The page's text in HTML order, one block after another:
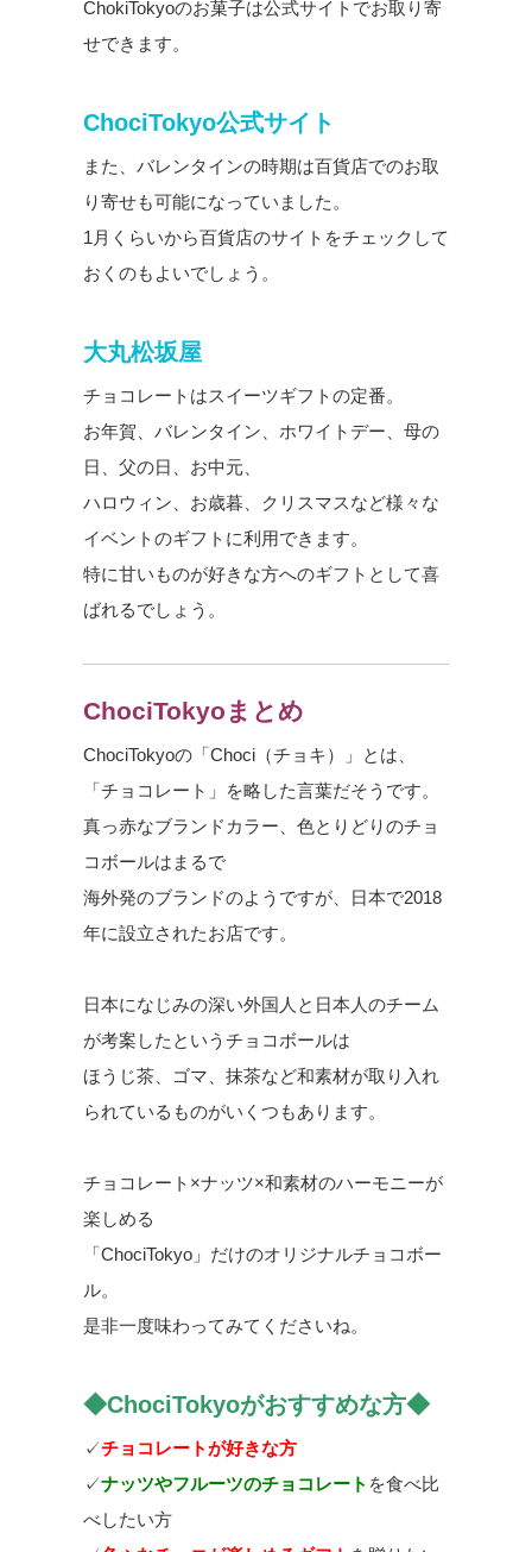
ChokiTokyoのお菓子は公式サイトでお取り寄
せできます。
ChociTokyo公式サイト
また、バレンタインの時期は百貨店でのお取
り寄せも可能になっていました。
1月くらいから百貨店のサイトをチェックして
おくのもよいでしょう。
大丸松坂屋
チョコレートはスイーツギフトの定番。
お年賀、バレンタイン、ホワイトデー、母の
日、父の日、お中元、
ハロウィン、お歳暮、クリスマスなど様々な
イベントのギフトに利用できます。
特に甘いものが好きな方へのギフトとして喜
ばれるでしょう。
ChociTokyoまとめ
ChociTokyoの「Choci（チョキ）」とは、
「チョコレート」を略した言葉だそうです。
真っ赤なブランドカラー、色とりどりのチョ
コボールはまるで
海外発のブランドのようですが、日本で2018
年に設立されたお店です。
日本になじみの深い外国人と日本人のチーム
が考案したというチョコボールは
ほうじ茶、ゴマ、抹茶など和素材が取り入れ
られているものがいくつもあります。
チョコレート×ナッツ×和素材のハーモニーが
楽しめる
「ChociTokyo」だけのオリジナルチョコボー
ル。
是非一度味わってみてくださいね。
◆ChociTokyoがおすすめな方◆
✓チョコレートが好きな方
✓ナッツやフルーツのチョコレート を食べ比
べしたい方